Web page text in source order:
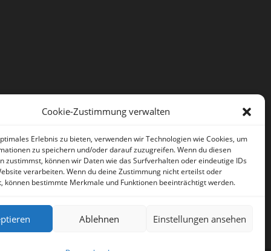
Cookie-Zustimmung verwalten
Erlebnis zu bieten, verwenden wir Technologien wie Cookies, um
zu speichern und/oder darauf zuzugreifen. Wenn du diesen
zustimmst, können wir Daten wie das Surfverhalten oder eindeutige IDs
verarbeiten. Wenn du deine Zustimmung nicht erteilst oder
können bestimmte Merkmale und Funktionen beeinträchtigt werden.
Ablehnen Einstellungen ansehen